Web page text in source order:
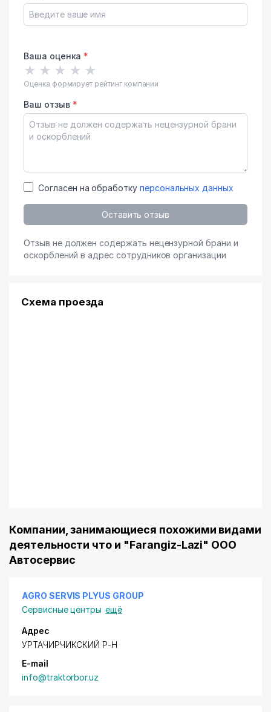
Ваша оценка *
★ ★ ★ ★ ★
Оценка формирует рейтинг компании
Ваш отзыв *
Согласен на обработку персональных данных
Оставить отзыв
Отзыв не должен содержать нецензурной брани и
оскорблений в адрес сотрудников организации
Схема проезда
Компании, занимающиеся похожими видами
деятельности что и "Farangiz-Lazi" ООО
Автосервис
AGRO SERVIS PLYUS GROUP
Сервисные центры ещё
Адрес
УРТАЧИРЧИКСКИЙ Р-Н
E-mail
info@traktorbor.uz